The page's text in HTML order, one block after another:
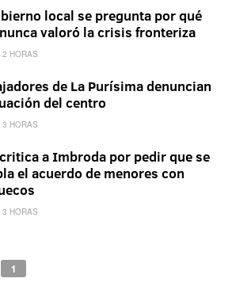
local se pregunta por qué
valoró la crisis fronteriza
2 HORAS
de La Purísima denuncian
del centro
3 HORAS
a Imbroda por pedir que se
el acuerdo de menores con
3 HORAS
1